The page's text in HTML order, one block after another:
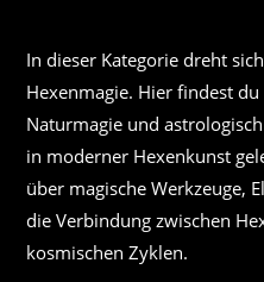
In dieser Kategorie dreht
Hexenmagie. Hier findest
Naturmagie und
in moderner Hexenkunst
über magische Werkzeuge,
die Verbindung zwischen
kosmischen Zyklen.